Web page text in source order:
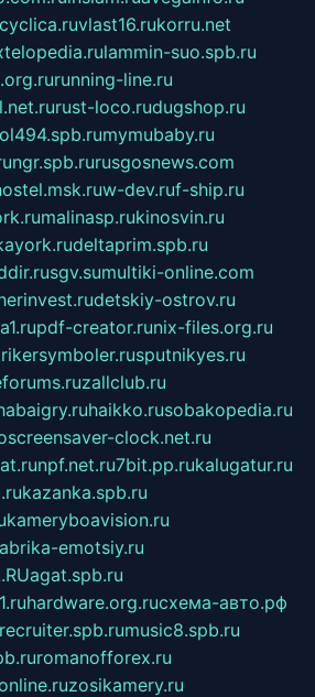
vlast16.rukorru.net
lammin-suo.spb.ru
running-line.ru
rust-loco.rudugshop.ru
mymubaby.ru
ngr.spb.rurusgosnews.com
w-dev.ruf-ship.ru
malinasp.rukinosvin.ru
deltaprim.spb.ru
sgv.sumultiki-online.com
detskiy-ostrov.ru
pdf-creator.runix-files.org.ru
sputnikyes.ru
zallclub.ru
haikko.rusobakopedia.ru
screensaver-clock.net.ru
npf.net.ru7bit.pp.rukalugatur.ru
kazanka.spb.ru
kameryboavision.ru
emotsiy.ru
agat.spb.ru
hardware.org.ruсхема-авто.рф
recruiter.spb.rumusic8.spb.ru
romanofforex.ru
zosikamery.ru